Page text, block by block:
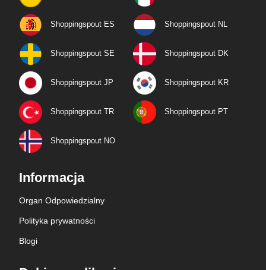
Shoppingspout ES Shoppingspout NL
Shoppingspout SE Shoppingspout DK
Shoppingspout JP Shoppingspout KR
Shoppingspout TR Shoppingspout PT
Shoppingspout NO
Informacja
Organ Odpowiedzialny
Polityka prywatności
Blogi